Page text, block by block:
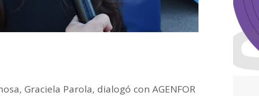
Graciela Parola, dialogó con AGENFOR